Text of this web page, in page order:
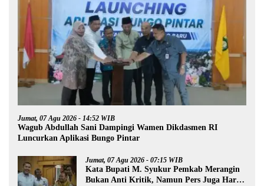
Jumat, 07 Agu 2026 - 14:52 WIB
Wagub Abdullah Sani Dampingi Wamen Dikdasmen RI
Luncurkan Aplikasi Bungo Pintar
Jumat, 07 Agu 2026 - 07:15 WIB
Kata Bupati M. Syukur Pemkab Merangin
Bukan Anti Kritik, Namun Pers Juga Harus